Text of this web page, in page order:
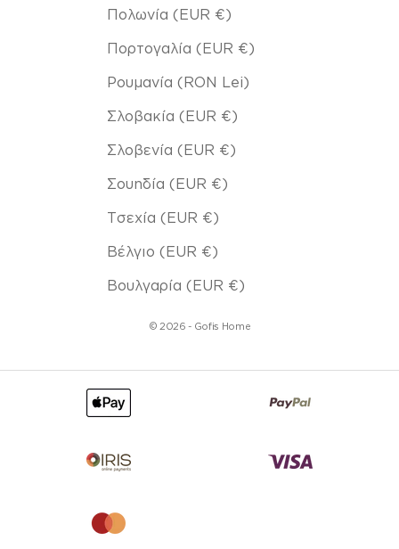
Πολωνία (EUR €)
Πορτογαλία (EUR €)
Ρουμανία (RON Lei)
Σλοβακία (EUR €)
Σλοβενία (EUR €)
Σουηδία (EUR €)
Τσεχία (EUR €)
Βέλγιο (EUR €)
Βουλγαρία (EUR €)
© 2026 - Gofis Home